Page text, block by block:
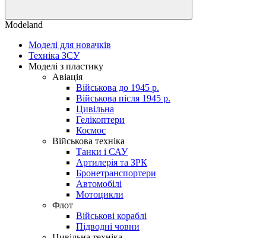
Modeland
Моделі для новачків
Техніка ЗСУ
Моделі з пластику
Авіація
Військова до 1945 р.
Військова після 1945 р.
Цивільна
Гелікоптери
Космос
Військова техніка
Танки і САУ
Артилерія та ЗРК
Бронетранспортери
Автомобілі
Мотоцикли
Флот
Військові кораблі
Підводні човни